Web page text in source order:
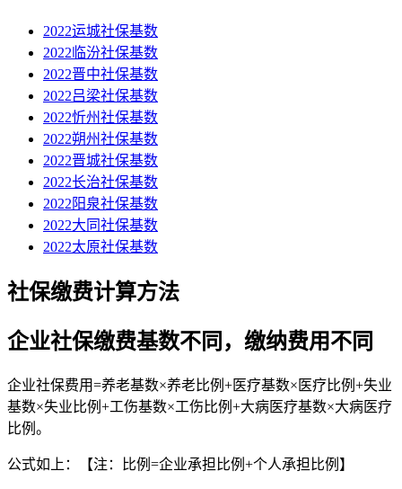
2022运城社保基数
2022临汾社保基数
2022晋中社保基数
2022吕梁社保基数
2022忻州社保基数
2022朔州社保基数
2022晋城社保基数
2022长治社保基数
2022阳泉社保基数
2022大同社保基数
2022太原社保基数
社保缴费计算方法
企业社保缴费基数不同，缴纳费用不同
企业社保费用=养老基数×养老比例+医疗基数×医疗比例+失业
基数×失业比例+工伤基数×工伤比例+大病医疗基数×大病医疗
比例。
公式如上：【注：比例=企业承担比例+个人承担比例】